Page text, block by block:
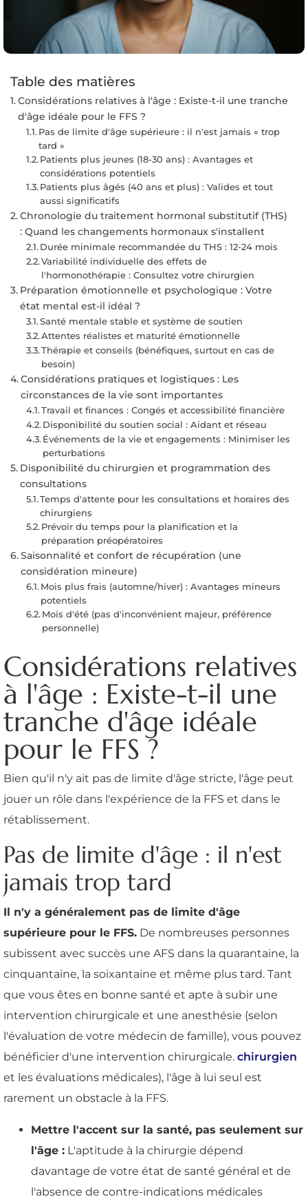
Table des matières
Considérations relatives à l'âge : Existe-t-il une tranche
d'âge idéale pour le FFS ?
Pas de limite d'âge supérieure : il n'est jamais « trop
tard »
Patients plus jeunes (18-30 ans) : Avantages et
considérations potentiels
Patients plus âgés (40 ans et plus) : Valides et tout
aussi significatifs
Chronologie du traitement hormonal substitutif (THS)
: Quand les changements hormonaux s'installent
Durée minimale recommandée du THS : 12-24 mois
Variabilité individuelle des effets de
l'hormonothérapie : Consultez votre chirurgien
Préparation émotionnelle et psychologique : Votre
état mental est-il idéal ?
Santé mentale stable et système de soutien
Attentes réalistes et maturité émotionnelle
Thérapie et conseils (bénéfiques, surtout en cas de
besoin)
Considérations pratiques et logistiques : Les
circonstances de la vie sont importantes
Travail et finances : Congés et accessibilité financière
Disponibilité du soutien social : Aidant et réseau
Événements de la vie et engagements : Minimiser les
perturbations
Disponibilité du chirurgien et programmation des
consultations
Temps d'attente pour les consultations et horaires des
chirurgiens
Prévoir du temps pour la planification et la
préparation préopératoires
Saisonnalité et confort de récupération (une
considération mineure)
Mois plus frais (automne/hiver) : Avantages mineurs
potentiels
Mois d'été (pas d'inconvénient majeur, préférence
personnelle)
Considérations relatives
à l'âge : Existe-t-il une
tranche d'âge idéale
pour le FFS ?
Bien qu'il n'y ait pas de limite d'âge stricte, l'âge peut
jouer un rôle dans l'expérience de la FFS et dans le
rétablissement.
Pas de limite d'âge : il n'est
jamais trop tard
Il n'y a généralement pas de limite d'âge
supérieure pour le FFS. De nombreuses personnes
subissent avec succès une AFS dans la quarantaine, la
cinquantaine, la soixantaine et même plus tard. Tant
que vous êtes en bonne santé et apte à subir une
intervention chirurgicale et une anesthésie (selon
l'évaluation de votre médecin de famille), vous pouvez
bénéficier d'une intervention chirurgicale. chirurgien
et les évaluations médicales), l'âge à lui seul est
rarement un obstacle à la FFS.
Mettre l'accent sur la santé, pas seulement sur
l'âge : L'aptitude à la chirurgie dépend
davantage de votre état de santé général et de
l'absence de contre-indications médicales